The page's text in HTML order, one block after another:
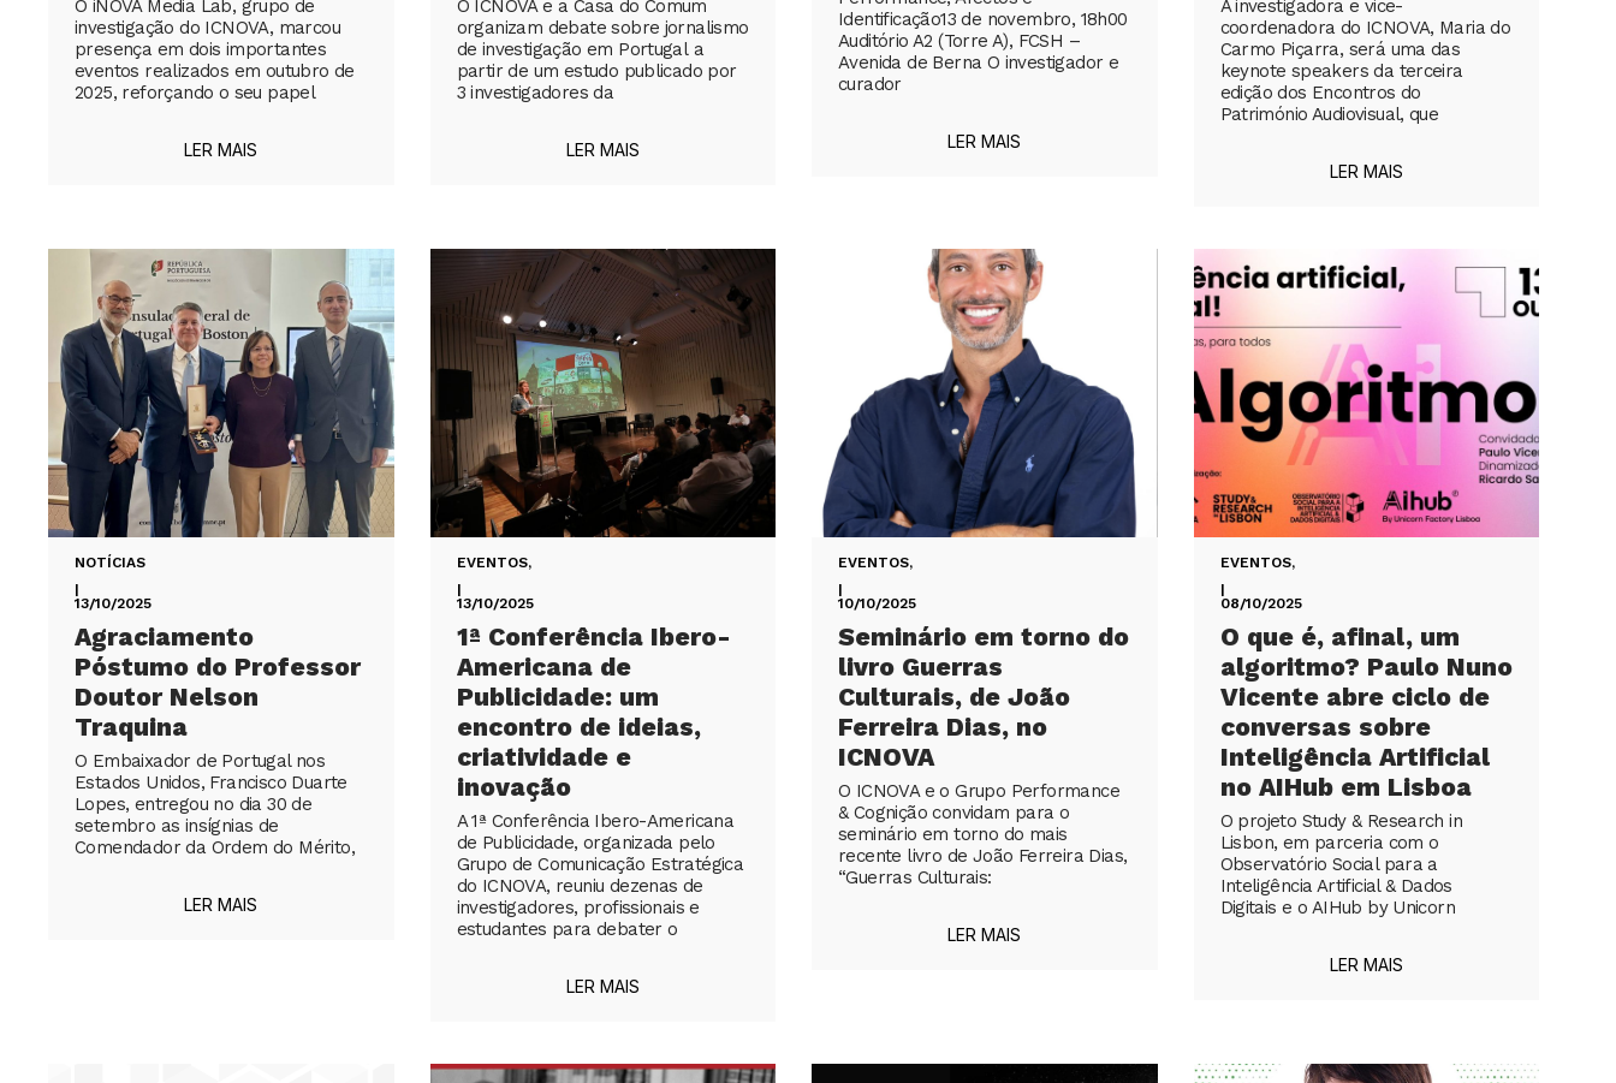
O iNOVA Media Lab, grupo de
investigação do ICNOVA, marcou
presença em dois importantes
eventos realizados em outubro de
2025, reforçando o seu papel
LER MAIS
O ICNOVA e a Casa do Comum
organizam debate sobre jornalismo
de investigação em Portugal a
partir de um estudo publicado por
3 investigadores da
LER MAIS
Identificação13 de novembro, 18h00
Auditório A2 (Torre A), FCSH –
Avenida de Berna O investigador e
curador
LER MAIS
A investigadora e vice-
coordenadora do ICNOVA, Maria do
Carmo Piçarra, será uma das
keynote speakers da terceira
edição dos Encontros do
Património Audiovisual, que
LER MAIS
NOTÍCIAS
|
13/10/2025
Agraciamento
Póstumo do Professor
Doutor Nelson
Traquina
O Embaixador de Portugal nos
Estados Unidos, Francisco Duarte
Lopes, entregou no dia 30 de
setembro as insígnias de
Comendador da Ordem do Mérito,
LER MAIS
EVENTOS,
|
13/10/2025
1ª Conferência Ibero-
Americana de
Publicidade: um
encontro de ideias,
criatividade e
inovação
A 1ª Conferência Ibero-Americana
de Publicidade, organizada pelo
Grupo de Comunicação Estratégica
do ICNOVA, reuniu dezenas de
investigadores, profissionais e
estudantes para debater o
LER MAIS
EVENTOS,
|
10/10/2025
Seminário em torno do
livro Guerras
Culturais, de João
Ferreira Dias, no
ICNOVA
O ICNOVA e o Grupo Performance
& Cognição convidam para o
seminário em torno do mais
recente livro de João Ferreira Dias,
“Guerras Culturais:
LER MAIS
EVENTOS,
|
08/10/2025
O que é, afinal, um
algoritmo? Paulo Nuno
Vicente abre ciclo de
conversas sobre
Inteligência Artificial
no AIHub em Lisboa
O projeto Study & Research in
Lisbon, em parceria com o
Observatório Social para a
Inteligência Artificial & Dados
Digitais e o AIHub by Unicorn
LER MAIS